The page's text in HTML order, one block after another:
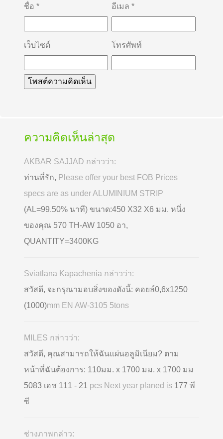
ชื่อ * อีเมล *
เว็บไซต์ โทรศัพท์
ความคิดเห็นล่าสุด
AKBAR SAJJAD กล่าวว่า:
ท่านที่รัก, Please offer your best FOB Prices
specs are as under ALUMINIUM STRIP
(AL=99.50% นาที) ขนาด:450 X32 X6 มม. หนึ่ง
ของคุณ 570 TH-AW 1050 อา,
QUANTITY=3400KG
Sviatlana Kapachenia กล่าวว่า:
สวัสดี, จะกรุณามอบสิ่งของดังนี้: คอยล์0,6x1250
(1000)mm EN AW-3105 5tons
MILES กล่าวว่า:
สวัสดี, คุณสามารถให้ฉันแผ่นอลูมิเนียม? ตาม
หน้าที่ฉันต้องการ: 110มม. x 1700 มม. x 1700 มม
5083 เอช 111 - 21 pcs Next year planed is 177 พี
ซี
ช่างภาพกล่าว: